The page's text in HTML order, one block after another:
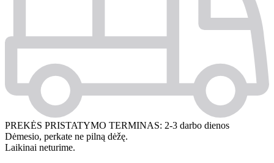
PREKĖS PRISTATYMO TERMINAS: 2-3 darbo dienos
Dėmesio, perkate ne pilną dėžę.
Laikinai neturime.